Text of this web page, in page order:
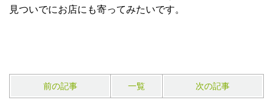
見ついでにお店にも寄ってみたいです。
前の記事 一覧 次の記事